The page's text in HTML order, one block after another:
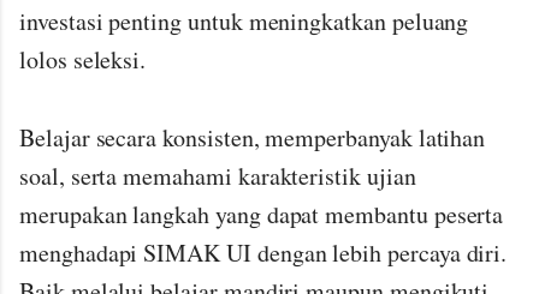
investasi penting untuk meningkatkan peluang
lolos seleksi.
Belajar secara konsisten, memperbanyak latihan
soal, serta memahami karakteristik ujian
merupakan langkah yang dapat membantu peserta
menghadapi SIMAK UI dengan lebih percaya diri.